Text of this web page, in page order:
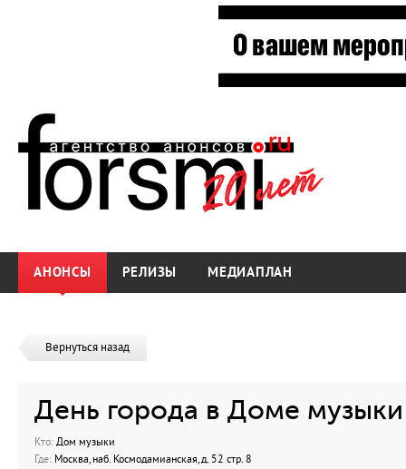
АНОНСЫ РЕЛИЗЫ МЕДИАПЛАН
Вернуться назад
День города в Доме музыки
Кто: Дом музыки
Где: Москва, наб. Космодамианская, д. 52 стр. 8